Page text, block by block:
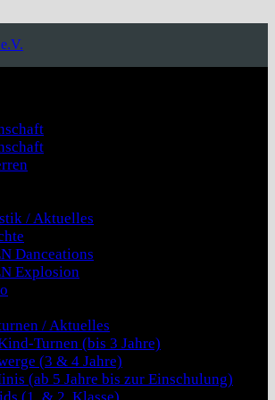
/ Aktuelles
Danceations
Explosion
/ Aktuelles
Turnen (bis 3 Jahre)
(3 & 4 Jahre)
(ab 5 Jahre bis zur Einschulung)